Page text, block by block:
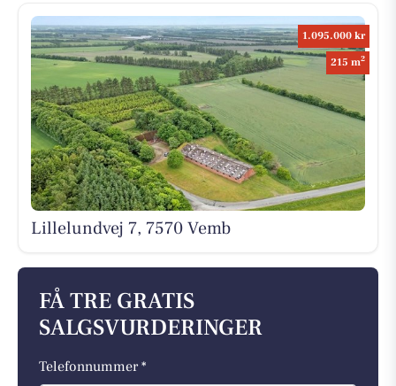
1.095.000 kr
215 m2
Lillelundvej 7, 7570 Vemb
FÅ TRE GRATIS
SALGSVURDERINGER
Telefonnummer *